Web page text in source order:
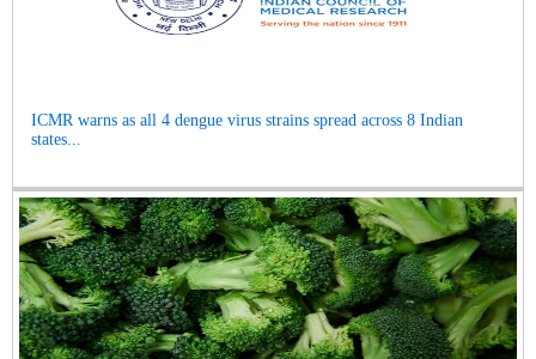
ICMR warns as all 4 dengue virus strains spread across 8 Indian
states...